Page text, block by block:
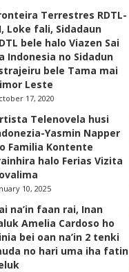
Terrestres RDTL-
Loke fali, Sidadaun
bele halo Viazen Sai
Indonesia no Sidadun
bele Tama mai
Leste
17, 2020
Telenovela husi
Yasmin Napper
Familia Kontente
halo Ferias Vizita
10, 2025
na’in faan rai, Inan
Amelia Cardoso ho
bei oan na’in 2 tenki
no hari uma iha fatin